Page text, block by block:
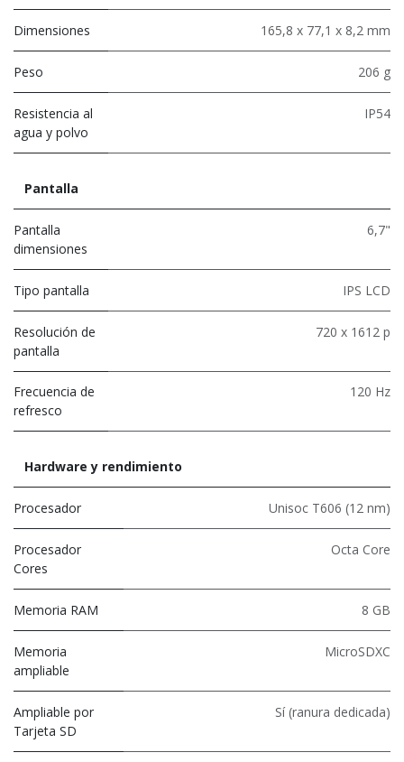
Dimensiones 165,8 x 77,1 x 8,2 mm
Peso 206 g
Resistencia al
agua y polvo
IP54
Pantalla
Pantalla
dimensiones
6,7"
Tipo pantalla IPS LCD
Resolución de
pantalla
720 x 1612 p
Frecuencia de
refresco
120 Hz
Hardware y rendimiento
Procesador Unisoc T606 (12 nm)
Procesador
Cores
Octa Core
Memoria RAM 8 GB
Memoria
ampliable
MicroSDXC
Ampliable por
Tarjeta SD
Sí (ranura dedicada)